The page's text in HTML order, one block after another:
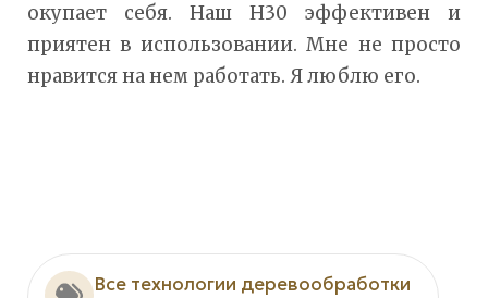
окупает себя. Наш H30 эффективен и
приятен в использовании. Мне не просто
нравится на нем работать. Я люблю его.
Все технологии деревообработки